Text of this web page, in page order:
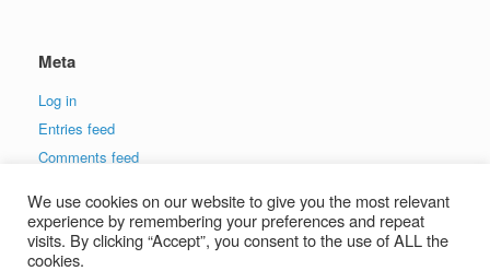
Meta
Log in
Entries feed
Comments feed
We use cookies on our website to give you the most relevant
experience by remembering your preferences and repeat
visits. By clicking “Accept”, you consent to the use of ALL the
cookies.